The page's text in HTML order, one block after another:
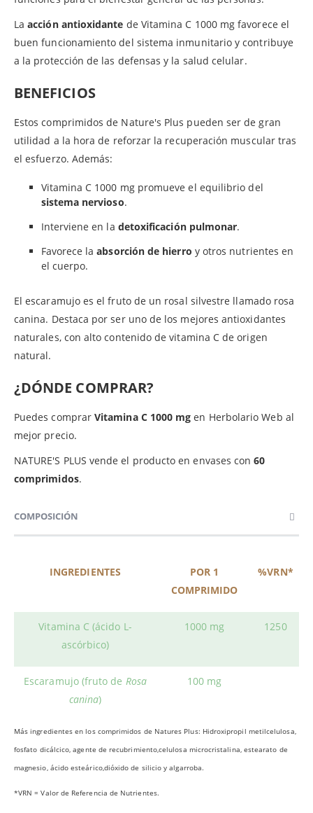
Laacción antioxidante de Vitamina C 1000 mg favorece el
buen funcionamiento del sistema inmunitario y contribuye
a la protección de las defensas y la salud celular.
BENEFICIOS
Estos comprimidos de Nature's Plus pueden ser de gran
utilidad a la hora de reforzar la recuperación muscular tras
el esfuerzo. Además:
Vitamina C 1000 mg promueve el equilibrio del
sistema nervioso.
Interviene en la detoxificación pulmonar.
Favorece laabsorción de hierro y otros nutrientes en
el cuerpo.
El escaramujo es el fruto de un rosal silvestre llamado rosa
canina. Destaca por ser uno de los mejores antioxidantes
naturales, con alto contenido de vitamina C de origen
natural.
¿DÓNDE COMPRAR?
Puedes comprarVitamina C 1000 mg en Herbolario Web al
mejor precio.
NATURE'S PLUS vende el producto en envases con60
comprimidos.
COMPOSICIÓN
INGREDIENTES
POR 1
COMPRIMIDO
%VRN*
Vitamina C (ácido L-
ascórbico)
1000 mg 1250
Escaramujo (fruto de Rosa
canina)
100 mg
Más ingredientes en los comprimidos de Natures Plus: Hidroxipropil metilcelulosa,
fosfato dicálcico, agente de recubrimiento,celulosa microcristalina, estearato de
magnesio, ácido esteárico,dióxido de silicio y algarroba.
*VRN = Valor de Referencia de Nutrientes.